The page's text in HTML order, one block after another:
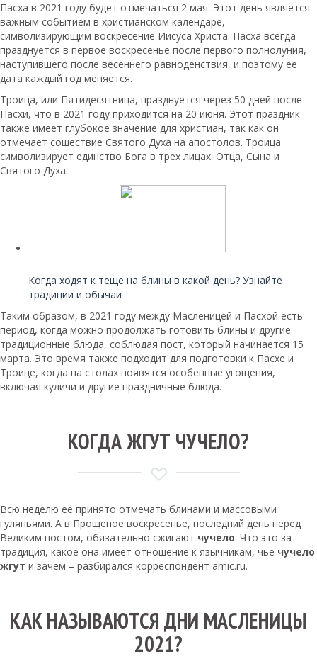
Пасха в 2021 году будет отмечаться 2 мая. Этот день является
важным событием в христианском календаре,
символизирующим воскресение Иисуса Христа. Пасха всегда
празднуется в первое воскресенье после первого полнолуния,
наступившего после весеннего равноденствия, и поэтому ее
дата каждый год меняется.
Троица, или Пятидесятница, празднуется через 50 дней после
Пасхи, что в 2021 году приходится на 20 июня. Этот праздник
также имеет глубокое значение для христиан, так как он
отмечает сошествие Святого Духа на апостолов. Троица
символизирует единство Бога в трех лицах: Отца, Сына и
Святого Духа.
Когда ходят к теще на блины в какой день? Узнайте
традиции и обычаи
Таким образом, в 2021 году между Масленицей и Пасхой есть
период, когда можно продолжать готовить блины и другие
традиционные блюда, соблюдая пост, который начинается 15
марта. Это время также подходит для подготовки к Пасхе и
Троице, когда на столах появятся особенные угощения,
включая куличи и другие праздничные блюда.
КОГДА ЖГУТ ЧУЧЕЛО?
Всю неделю ее принято отмечать блинами и массовыми
гуляньями. А в Прощеное воскресенье, последний день перед
Великим постом, обязательно сжигают чучело. Что это за
традиция, какое она имеет отношение к язычникам, чье чучело
жгут и зачем – разбирался корреспондент amic.ru.
КАК НАЗЫВАЮТСЯ ДНИ МАСЛЕНИЦЫ
2021?